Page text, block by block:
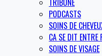
TRIBUNE
PODCASTS
SOINS DE
CA SE DIT ENTRE
SOINS DE VISAGE